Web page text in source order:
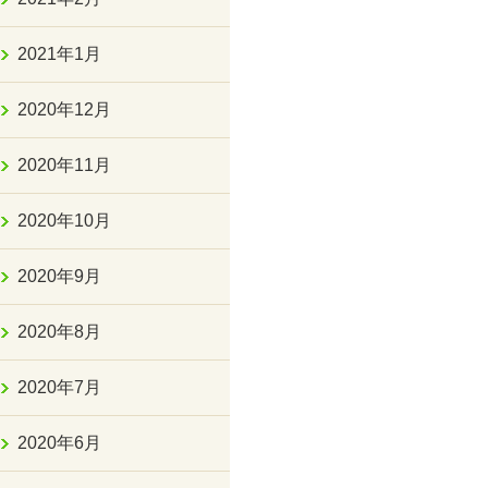
2021年1月
2020年12月
2020年11月
2020年10月
2020年9月
2020年8月
2020年7月
2020年6月